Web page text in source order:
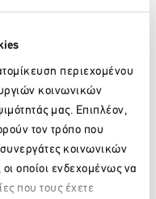
περιεχομένου
κοινωνικών
μας. Επιπλέον,
τον τρόπο που
συνεργάτες κοινωνικών
οποίοι ενδεχομένως να
που τους έχετε
ηλεκτρονικά,
(Κωδικός
παραλαβή των
του προγράμματος
του σχετικού